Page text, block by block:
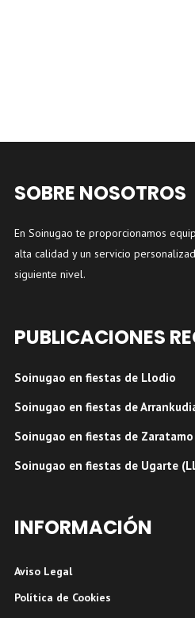
SOBRE NOSOTROS
En Soinugao te proporcionamos
alta calidad y un servicio
siguiente nivel.
PUBLICACIONES
Soinugao en fiestas de Llodio
Soinugao en fiestas de
Soinugao en fiestas de Zaratamo
Soinugao en fiestas de Ugarte
INFORMACIÓN
Aviso Legal
Política de Cookies